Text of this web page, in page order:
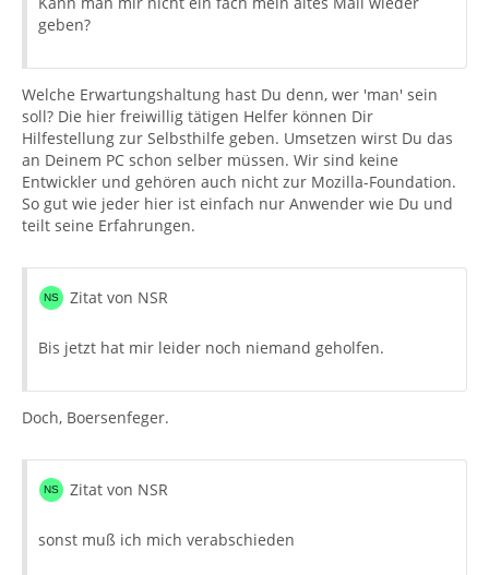
geben?
Welche Erwartungshaltung hast Du denn, wer 'man' sein
soll? Die hier freiwillig tätigen Helfer können Dir
Hilfestellung zur Selbsthilfe geben. Umsetzen wirst Du das
an Deinem PC schon selber müssen. Wir sind keine
Entwickler und gehören auch nicht zur Mozilla-Foundation.
So gut wie jeder hier ist einfach nur Anwender wie Du und
teilt seine Erfahrungen.
Zitat von NSR
Bis jetzt hat mir leider noch niemand geholfen.
Doch, Boersenfeger.
Zitat von NSR
sonst muß ich mich verabschieden